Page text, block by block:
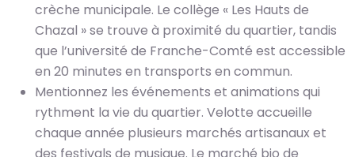
crèche municipale. Le collège « Les Hauts de
Chazal » se trouve à proximité du quartier, tandis
que l’université de Franche-Comté est accessible
en 20 minutes en transports en commun.
Mentionnez les événements et animations qui
rythment la vie du quartier. Velotte accueille
chaque année plusieurs marchés artisanaux et